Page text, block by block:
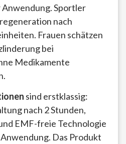
Sportler
nach
Frauen schätzen
bei
Medikamente
sind erstklassig:
nach 2 Stunden,
EMF-freie Technologie
Das Produkt